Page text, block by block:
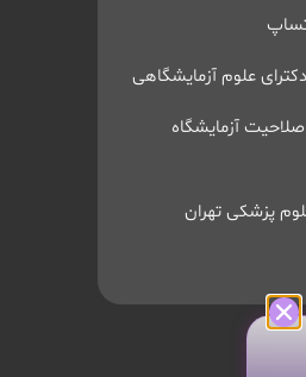
علوم آزمایشگاهی
صلاحیت آزمایشگاه
پزشکی تهران